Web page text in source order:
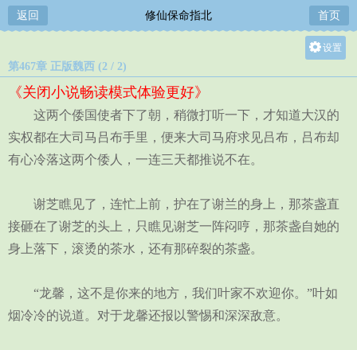
返回 修仙保命指北 首页
设置
中
小
第467章 正版魏西 (2 / 2)
《关闭小说畅读模式体验更好》
这两个倭国使者下了朝，稍微打听一下，才知道大汉的
实权都在大司马吕布手里，便来大司马府求见吕布，吕布却
有心冷落这两个倭人，一连三天都推说不在。
谢芝瞧见了，连忙上前，护在了谢兰的身上，那茶盏直
接砸在了谢芝的头上，只瞧见谢芝一阵闷哼，那茶盏自她的
身上落下，滚烫的茶水，还有那碎裂的茶盏。
“龙馨，这不是你来的地方，我们叶家不欢迎你。”叶如
烟冷冷的说道。对于龙馨还报以警惕和深深敌意。